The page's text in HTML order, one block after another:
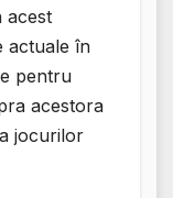
acest
actuale în
pentru
acestora
jocurilor